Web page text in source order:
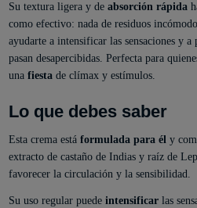
Su textura ligera y de absorción rápida
como efectivo: nada de residuos
ayudarte a intensificar las sensaciones y a
pasan desapercibidas. Perfecta para
una fiestade clímax y estímulos.
Lo que debes saber
Esta crema está formulada para ély
extracto de castaño de Indias y raíz de
favorecer la circulación y la sensibilidad.
Su uso regular puede intensificarlas